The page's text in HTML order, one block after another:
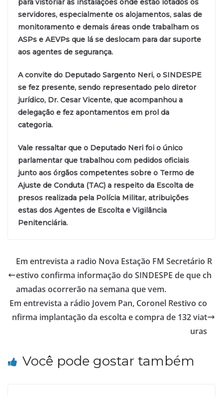
para vistoriar as instalações onde estão lotados os
servidores, especialmente os alojamentos, salas de
monitoramento e demais áreas onde trabalham os
ASPs e AEVPs que lá se deslocam para dar suporte
aos agentes de segurança.
A convite do Deputado Sargento Neri, o SINDESPE
se fez presente, sendo representado pelo diretor
jurídico, Dr. Cesar Vicente, que acompanhou a
delegação e fez apontamentos em prol da
categoria.
Vale ressaltar que o Deputado Neri foi o único
parlamentar que trabalhou com pedidos oficiais
junto aos órgãos competentes sobre o Termo de
Ajuste de Conduta (TAC) a respeito da Escolta de
presos realizada pela Polícia Militar, atribuições
estas dos Agentes de Escolta e Vigilância
Penitenciária.
Em entrevista a radio Nova Estação FM Secretário R
estivo confirma informação do SINDESPE de que ch
amadas ocorrerão na semana que vem.
Em entrevista a rádio Jovem Pan, Coronel Restivo co
nfirma implantação da escolta e compra de 132 viat
uras
Você pode gostar também